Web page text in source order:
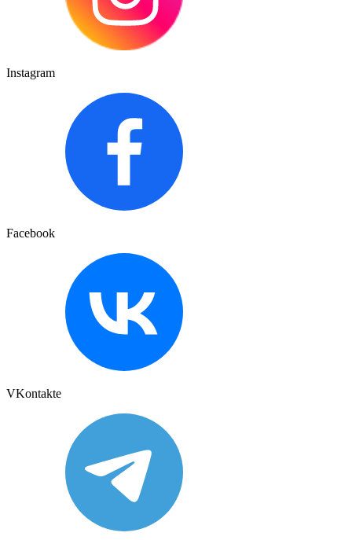
Instagram
Facebook
VKontakte